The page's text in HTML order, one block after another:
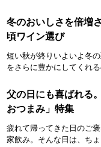
冬のおいしさを倍増
頃ワイン選び
短い秋が終りいよいよ冬
をさらに豊かにしてくれ
父の日にも喜ばれる
おつまみ」特集
疲れて帰ってきた日のご
家飲み。そんな日は、ち